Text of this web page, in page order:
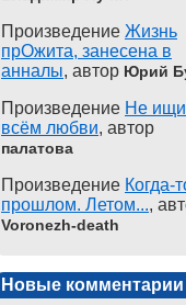
Произведение Жизнь
прОжита, занесена в
анналы, автор Юрий
Произведение Не
всём любви, автор
палатова
Произведение Когда-
прошлом. Летом...,
Voronezh-death
Новые комментарии